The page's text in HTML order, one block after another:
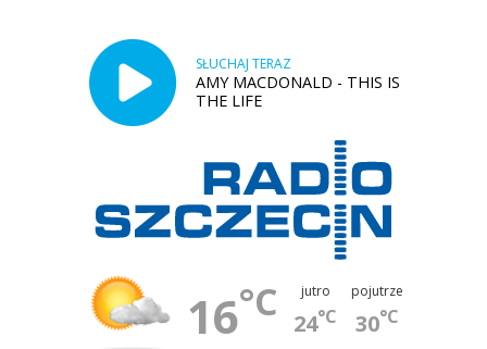
SŁUCHAJ TERAZ
AMY MACDONALD - THIS IS
THE LIFE
16°C jutro
24°C
pojutrze
30°C